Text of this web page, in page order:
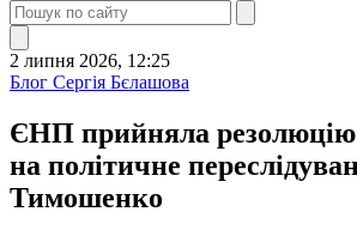
2 липня 2026, 12:25
Блог Сергія Бєлашова
ЄНП прийняла резолюцію
на політичне
Тимошенко